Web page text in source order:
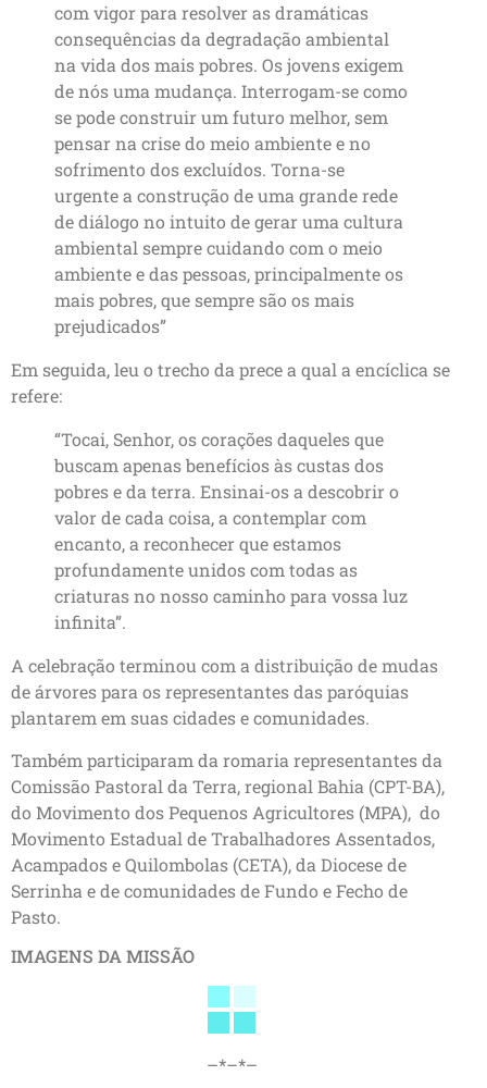
com vigor para resolver as dramáticas
consequências da degradação ambiental
na vida dos mais pobres. Os jovens exigem
de nós uma mudança. Interrogam-se como
se pode construir um futuro melhor, sem
pensar na crise do meio ambiente e no
sofrimento dos excluídos. Torna-se
urgente a construção de uma grande rede
de diálogo no intuito de gerar uma cultura
ambiental sempre cuidando com o meio
ambiente e das pessoas, principalmente os
mais pobres, que sempre são os mais
prejudicados”
Em seguida, leu o trecho da prece a qual a encíclica se
refere:
“Tocai, Senhor, os corações daqueles que
buscam apenas benefícios às custas dos
pobres e da terra. Ensinai-os a descobrir o
valor de cada coisa, a contemplar com
encanto, a reconhecer que estamos
profundamente unidos com todas as
criaturas no nosso caminho para vossa luz
infinita”.
A celebração terminou com a distribuição de mudas
de árvores para os representantes das paróquias
plantarem em suas cidades e comunidades.
Também participaram da romaria representantes da
Comissão Pastoral da Terra, regional Bahia (CPT-BA),
do Movimento dos Pequenos Agricultores (MPA), do
Movimento Estadual de Trabalhadores Assentados,
Acampados e Quilombolas (CETA), da Diocese de
Serrinha e de comunidades de Fundo e Fecho de
Pasto.
IMAGENS DA MISSÃO
–*–*–